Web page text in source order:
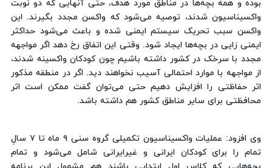
بوده و همه بچه‌ها در مناطق مورد هدف، حتی آنهایی که دو نوبت
واکسیناسیون شدند، توصیه می‌شود که واکسن مجدد بگیرند. این
واکسن سبب تحریک سیستم ایمنی شده و باعث می‌شود حداکثر
ایمنی زایی در بچه‌ها ایجاد شود. وقتی این اتفاق رخ دهد اگر مواجهه
مجدد با سرخک در کشور داشته باشیم چون کودکان واکسینه شدند،
از مواجهه با موارد احتمالی آسیب نخواهند دید. اگر در منطقه مذکور
اثر حفاظتی را افزایش دهیم حتی می‌توان گفت ممکن است اثر
محافظتی برای سایر مناطق کشور هم داشته باشد.
وی افزود: عملیات واکسیناسیون تکمیلی گروه سنی ۹ ماه تا ۷ سالِ
تمام را برای کودکان ایرانی و غیرایرانی شامل می‌شود و تمام